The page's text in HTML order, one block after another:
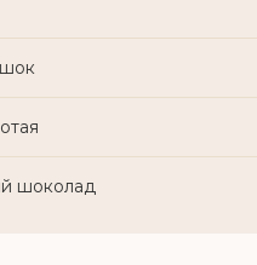
шоколад